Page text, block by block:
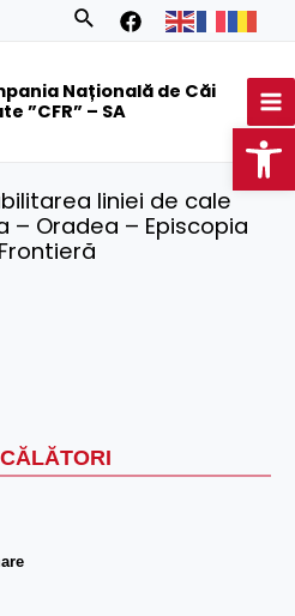
Search
Națională de Căi
”CFR” – SA
CĂLĂTORI
liniei de cale
– Oradea – Episcopia